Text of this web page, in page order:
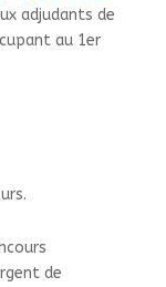
adjudants de
au 1er
de